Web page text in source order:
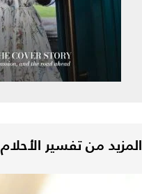
المزيد من تفسير الأحلام